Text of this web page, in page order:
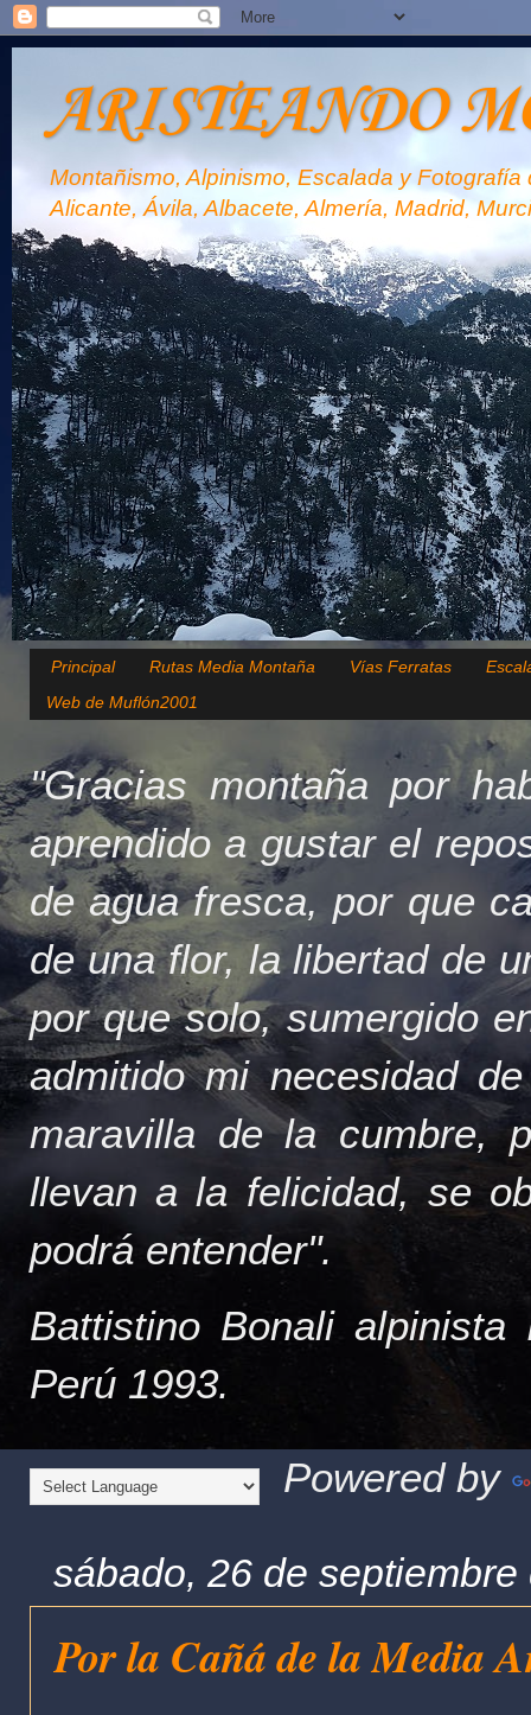
ARISTEANDO
Montañismo, Alpinismo, Escalada y
Alicante, Ávila, Albacete, Almería, Madrid,
Principal Rutas Media Montaña Vías Ferratas
Web de Muflón2001
"Gracias montaña por
aprendido a gustar el
de agua fresca, por que
de una flor, la libertad de
por que solo, sumergido
admitido mi necesidad
maravilla de la cumbre,
llevan a la felicidad, se
podrá entender".
Battistino Bonali
Perú 1993.
Powered by
sábado, 26 de septiembre
Por la Cañá de la Media